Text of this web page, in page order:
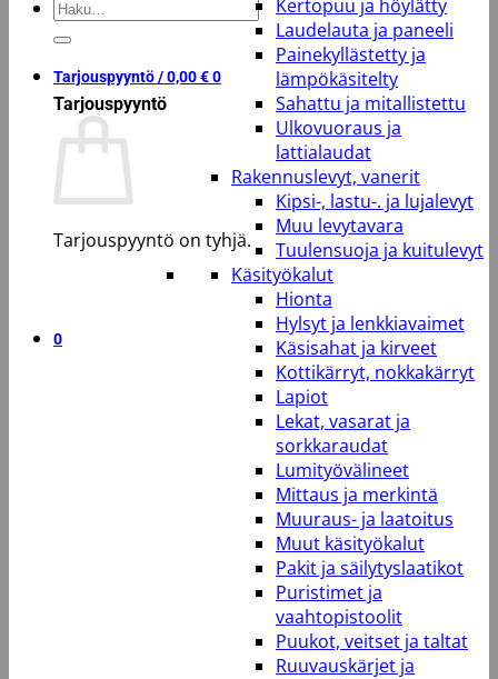
Etsi:
Tarjouspyyntö /0,00€0
Tarjouspyyntö
Tarjouspyyntö on tyhjä.
0
Kertopuu ja höylätty
Laudelauta ja paneeli
Painekyllästetty ja
lämpökäsitelty
Sahattu ja mitallistettu
Ulkovuoraus ja
lattialaudat
Rakennuslevyt, vanerit
Kipsi-, lastu-. ja lujalevyt
Muu levytavara
Tuulensuoja ja kuitulevyt
Käsityökalut
Hionta
Hylsyt ja lenkkiavaimet
Käsisahat ja kirveet
Kottikärryt, nokkakärryt
Lapiot
Lekat, vasarat ja
sorkkaraudat
Lumityövälineet
Mittaus ja merkintä
Muuraus- ja laatoitus
Muut käsityökalut
Pakit ja säilytyslaatikot
Puristimet ja
vaahtopistoolit
Puukot, veitset ja taltat
Ruuvauskärjet ja